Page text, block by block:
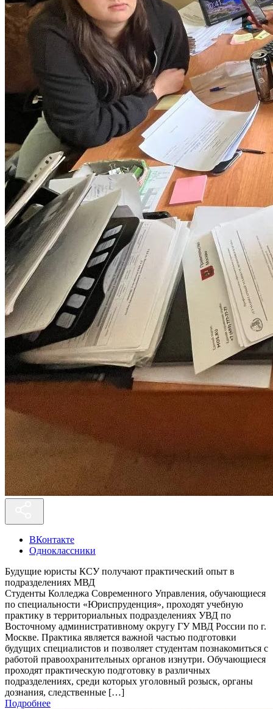
ВКонтакте
Одноклассники
Будущие юристы КСУ получают практический опыт в
подразделениях МВД
Студенты Колледжа Современного Управления, обучающиеся
по специальности «Юриспруденция», проходят учебную
практику в территориальных подразделениях УВД по
Восточному административному округу ГУ МВД России по г.
Москве. Практика является важной частью подготовки
будущих специалистов и позволяет студентам познакомиться с
работой правоохранительных органов изнутри. Обучающиеся
проходят практическую подготовку в различных
подразделениях, среди которых уголовный розыск, органы
дознания, следственные […]
Подробнее